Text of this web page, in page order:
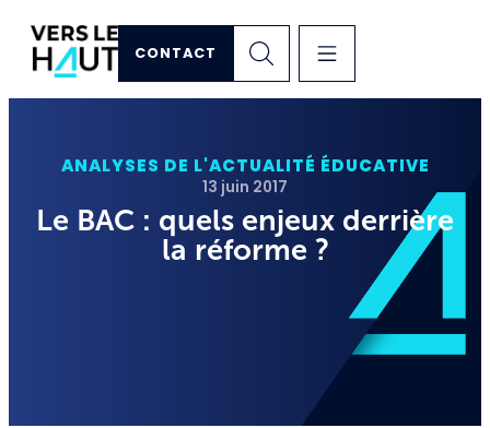
CONTACT
ANALYSES DE L'ACTUALITÉ ÉDUCATIVE
13 juin 2017
Le BAC : quels enjeux derrière
la réforme ?